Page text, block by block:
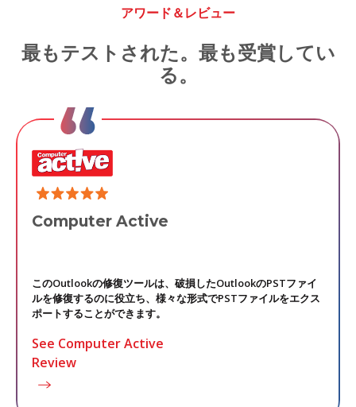
アワード＆レビュー
最もテストされた。最も受賞してい
る。
Computer Active
このOutlookの修復ツールは、破損したOutlookのPSTファイ
ルを修復するのに役立ち、様々な形式でPSTファイルをエクス
ポートすることができます。
See Computer Active
Review